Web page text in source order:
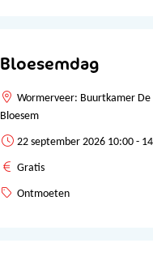
Bloesemdag
Wormerveer: Buurtkamer De
Bloesem
22 september 2026 10:00 -
Gratis
Ontmoeten